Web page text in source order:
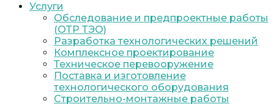
Услуги
Обследование и предпроектные работы
(ОТР ТЭО)
Разработка технологических решений
Комплексное проектирование
Техническое перевооружение
Поставка и изготовление
технологического оборудования
Строительно-монтажные работы